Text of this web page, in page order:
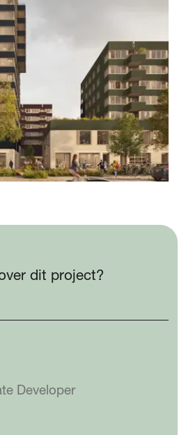
dit project?
Developer